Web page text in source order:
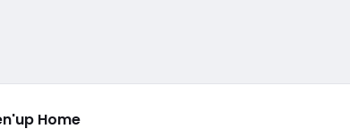
Home